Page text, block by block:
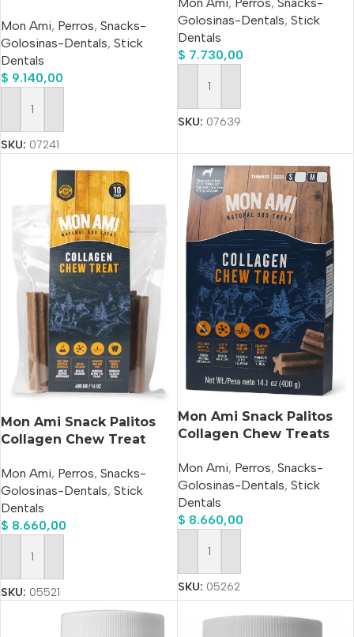
Mon Ami, Perros, Snacks-
Golosinas-Dentals, Stick
Dentals
$ 9.140,00
Añadir Al Carrito
SKU: 07241
Golosinas-Dentals, Stick
Dentals
$ 7.730,00
Añadir Al Carrito
SKU: 07639
Mon Ami Snack Palitos
Collagen Chew Treat
Mon Ami, Perros, Snacks-
Golosinas-Dentals, Stick
Dentals
$ 8.660,00
Añadir Al Carrito
SKU: 05521
Mon Ami Snack Palitos
Collagen Chew Treats
Mon Ami, Perros, Snacks-
Golosinas-Dentals, Stick
Dentals
$ 8.660,00
Añadir Al Carrito
SKU: 05262